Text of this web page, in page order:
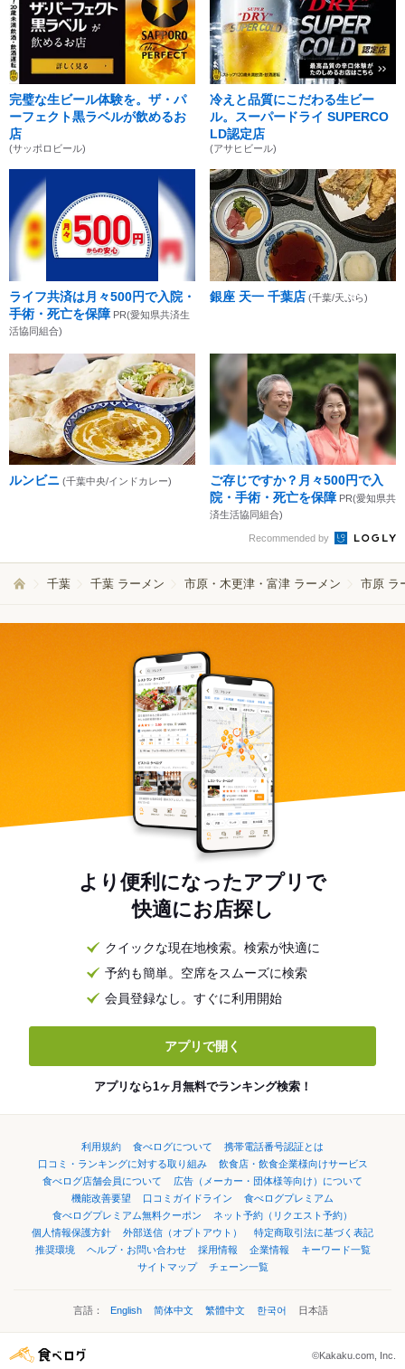
完璧な生ビール体験を。ザ・パ
ーフェクト黒ラベルが飲めるお
店
(サッポロビール)
冷えと品質にこだわる生ビー
ル。スーパードライ SUPERCO
LD認定店
(アサヒビール)
ライフ共済は月々500円で入院・
手術・死亡を保障 PR(愛知県共済生
活協同組合)
銀座 天一 千葉店 (千葉/天ぷら)
ルンビニ (千葉中央/インドカレー)
ご存じですか？月々500円で入
院・手術・死亡を保障 PR(愛知県共
済生活協同組合)
Recommended by
千葉 千葉 ラーメン 市原・木更津・富津 ラーメン 市原 ラ
より便利になったアプリで
快適にお店探し
クイックな現在地検索。検索が快適に
予約も簡単。空席をスムーズに検索
会員登録なし。すぐに利用開始
アプリで開く
アプリなら1ヶ月無料でランキング検索！
利用規約 食べログについて
携帯電話番号認証とは
口コミ・ランキングに対する取り組み
飲食店・飲食企業様向けサービス
食べログ店舗会員について
広告（メーカー・団体様等向け）について
機能改善要望
口コミガイドライン
食べログプレミアム
食べログプレミアム無料クーポン
ネット予約（リクエスト予約）
個人情報保護方針
外部送信（オプトアウト）
特定商取引法に基づく表記
推奨環境
ヘルプ・お問い合わせ 採用情報 企業情報
キーワード一覧
サイトマップ
チェーン一覧
言語： English 简体中文 繁體中文 한국어 日本語
©Kakaku.com, Inc.